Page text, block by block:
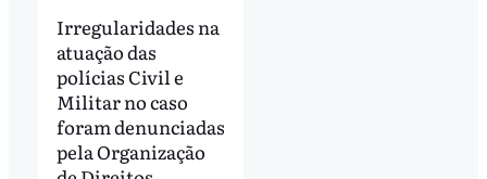
Irregularidades na
atuação das
polícias Civil e
Militar no caso
foram denunciadas
pela Organização